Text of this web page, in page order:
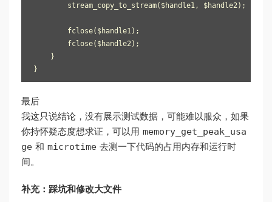
        stream_copy_to_stream($handle1, $handle2);
        fclose($handle1);
        fclose($handle2);
    }
最后
我这只说结论，没有展示测试数据，可能难以服众，如果
你持怀疑态度想求证，可以用 memory_get_peak_usa
ge 和 microtime 去测一下代码的占用内存和运行时
间。
补充：踩坑和修改大文件